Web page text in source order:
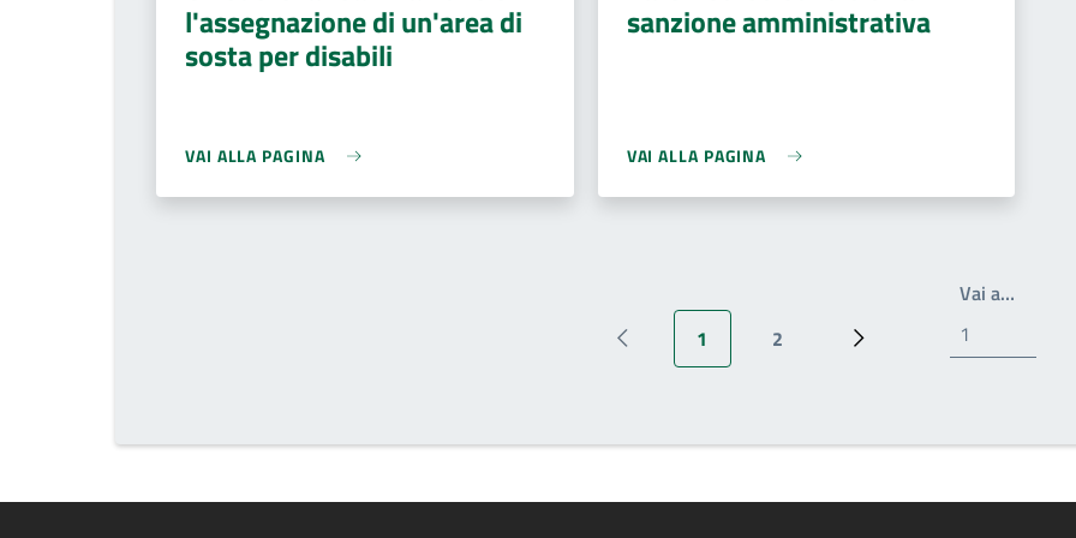
l'assegnazione di un'area di
sosta per disabili
VAI ALLA PAGINA
sanzione amministrativa
VAI ALLA PAGINA
Pagina precedente
Pagina attuale
1
Pagina
2
Pagina successiva
Vai a…Scrivi il